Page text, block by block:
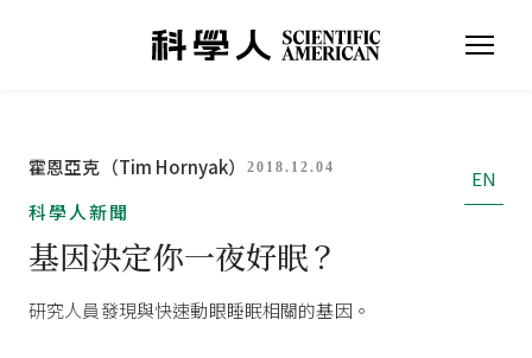
霍恩亞克（Tim Hornyak） 2018.12.04
EN
科學人新聞
基因決定你一夜好眠？
研究人員發現與快速動眼睡眠相關的基因。